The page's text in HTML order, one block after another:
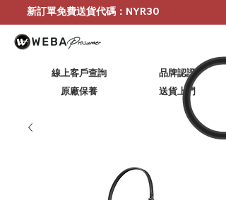
新訂單免費送貨代碼：NYR30
線上客戶查詢
原廠保養
品牌認證
​送貨上門